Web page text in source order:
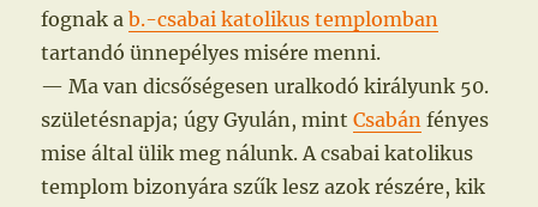
fognak ab.-csabai katolikus templomban
tartandó ünnepélyes misére menni.
— Ma van dicsőségesen uralkodó királyunk 50.
születésnapja; úgy Gyulán, mintCsabán fényes
mise által ülik meg nálunk. A csabai katolikus
templom bizonyára szűk lesz azok részére, kik